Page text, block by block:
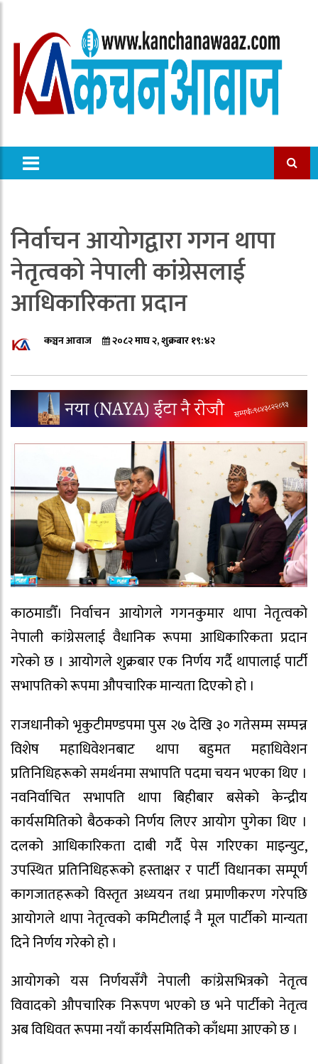
निर्वाचन आयोगद्वारा गगन थापा
नेतृत्वको नेपाली कांग्रेसलाई
आधिकारिकता प्रदान
कञ्चन आवाज २०८२ माघ २, शुक्रबार १९:४२
काठमाडौँ। निर्वाचन आयोगले गगनकुमार थापा नेतृत्वको
नेपाली कांग्रेसलाई वैधानिक रूपमा आधिकारिकता प्रदान
गरेको छ । आयोगले शुक्रबार एक निर्णय गर्दै थापालाई पार्टी
सभापतिको रूपमा औपचारिक मान्यता दिएको हो ।
राजधानीको भृकुटीमण्डपमा पुस २७ देखि ३० गतेसम्म सम्पन्न
विशेष महाधिवेशनबाट थापा बहुमत महाधिवेशन
प्रतिनिधिहरूको समर्थनमा सभापति पदमा चयन भएका थिए ।
नवनिर्वाचित सभापति थापा बिहीबार बसेको केन्द्रीय
कार्यसमितिको बैठकको निर्णय लिएर आयोग पुगेका थिए ।
दलको आधिकारिकता दाबी गर्दै पेस गरिएका माइन्युट,
उपस्थित प्रतिनिधिहरूको हस्ताक्षर र पार्टी विधानका सम्पूर्ण
कागजातहरूको विस्तृत अध्ययन तथा प्रमाणीकरण गरेपछि
आयोगले थापा नेतृत्वको कमिटीलाई नै मूल पार्टीको मान्यता
दिने निर्णय गरेको हो ।
आयोगको यस निर्णयसँगै नेपाली कांग्रेसभित्रको नेतृत्व
विवादको औपचारिक निरूपण भएको छ भने पार्टीको नेतृत्व
अब विधिवत रूपमा नयाँ कार्यसमितिको काँधमा आएको छ ।